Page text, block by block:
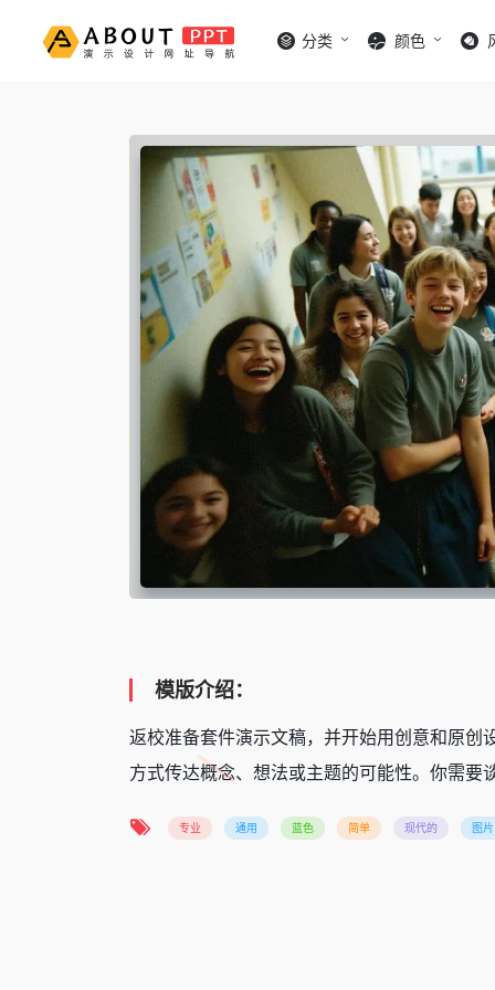
分类 颜色
模版介绍：
返校准备套件演示文稿，并开始用创意和原创
方式传达概念、想法或主题的可能性。你需
专业 通用 蓝色 简单 现代的 图片